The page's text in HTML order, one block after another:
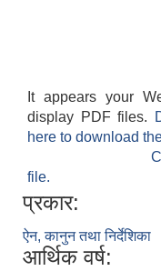
It appears your
display PDF files.
here to download
file.
प्रकार:
ऐन, कानुन तथा निर्देशिका
आर्थिक वर्ष: